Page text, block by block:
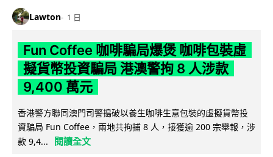
Lawton 1 日
Fun Coffee 咖啡騙局爆煲 咖啡包裝虛
擬貨幣投資騙局 港澳警拘 8 人涉款
9,400 萬元
香港警方聯同澳門司警搗破以養生咖啡生意包裝的虛擬貨幣投
資騙局 Fun Coffee，兩地共拘捕 8 人，接獲逾 200 宗舉報，涉
款 9,4...
閱讀全文